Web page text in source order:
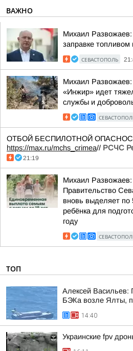
ВАЖНО
Михаил
заправке топливом
СЕВАСТОПОЛЬ
Михаил
«Инжир» идет
службы и
ОТБОЙ БЕСПИЛОТНОЙ
https://max.ru/mchs_crimea// РСЧС
21:19
Михаил
Правительство
вновь выделяет по
ребёнка для
году
ТОП
Алексей Васильев:
БЭКа возле Ялты,
14:40
Украинские fpv